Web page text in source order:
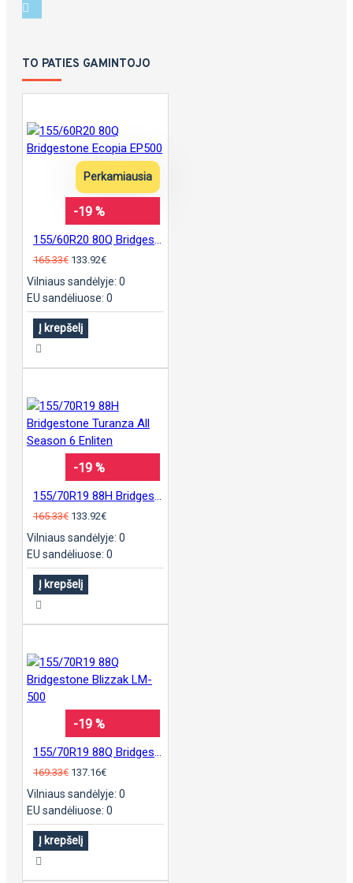
TO PATIES GAMINTOJO
Perkamiausia
-19 %
165.33€ 133.92€
Vilniaus sandėlyje: 0
EU sandėliuose: 0
Į krepšelį
-19 %
165.33€ 133.92€
Vilniaus sandėlyje: 0
EU sandėliuose: 0
Į krepšelį
-19 %
169.33€ 137.16€
Vilniaus sandėlyje: 0
EU sandėliuose: 0
Į krepšelį